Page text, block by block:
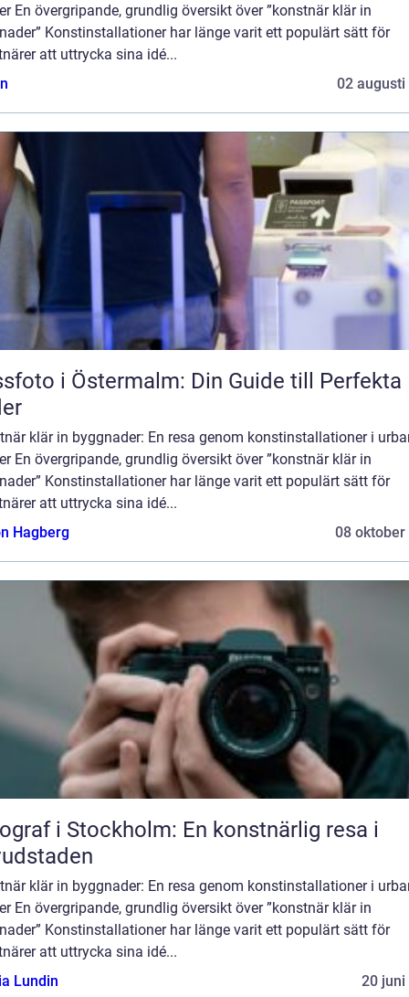
En övergripande, grundlig översikt över ”konstnär klär in
Konstinstallationer har länge varit ett populärt sätt för
att uttrycka sina idé...
02 augusti
i Östermalm: Din Guide till Perfekta
klär in byggnader: En resa genom konstinstallationer i
En övergripande, grundlig översikt över ”konstnär klär in
Konstinstallationer har länge varit ett populärt sätt för
att uttrycka sina idé...
Hagberg
08 oktober
i Stockholm: En konstnärlig resa i
klär in byggnader: En resa genom konstinstallationer i
En övergripande, grundlig översikt över ”konstnär klär in
Konstinstallationer har länge varit ett populärt sätt för
att uttrycka sina idé...
Lundin
20 juni